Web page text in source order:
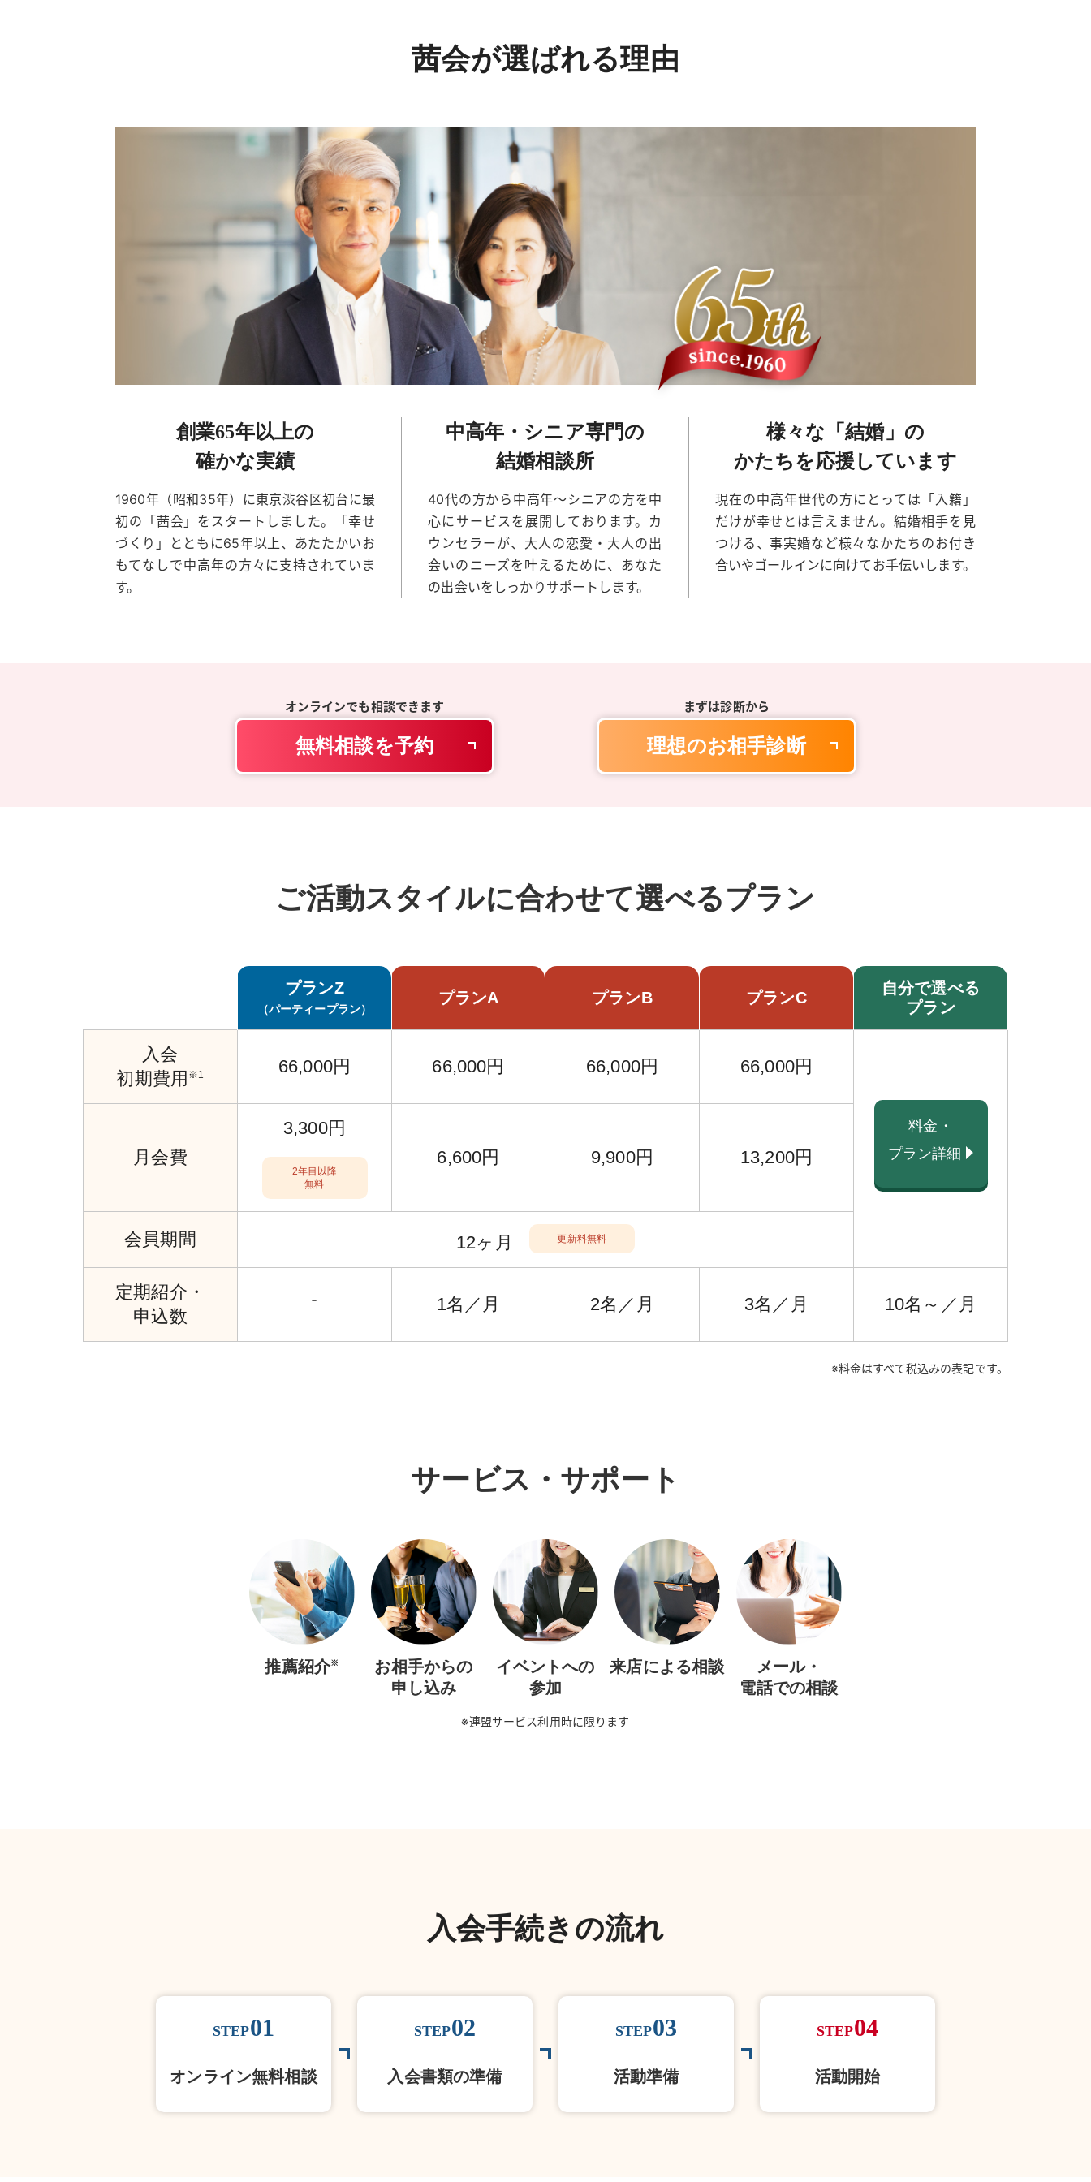
茜会が選ばれる理由
創業65年以上の
確かな実績
1960年（昭和35年）に東京渋谷区初台に最
初の「茜会」をスタートしました。「幸せ
づくり」とともに65年以上、あたたかいお
もてなしで中高年の方々に支持されていま
す。
中高年・シニア専門の
結婚相談所
40代の方から中高年～シニアの方を中
心にサービスを展開しております。カ
ウンセラーが、大人の恋愛・大人の出
会いのニーズを叶えるために、あなた
の出会いをしっかりサポートします。
様々な「結婚」の
かたちを応援しています
現在の中高年世代の方にとっては「入籍」
だけが幸せとは言えません。結婚相手を見
つける、事実婚など様々なかたちのお付き
合いやゴールインに向けてお手伝いします。
オンラインでも相談できます
無料相談を予約
まずは診断から
理想のお相手診断
ご活動スタイルに合わせて選べるプラン
プランZ
（パーティープラン）
プランA プランB プランC
自分で選べる
プラン
入会
初期費用 ※1 66,000円 66,000円 66,000円 66,000円
料金・
プラン詳細
月会費
3,300円
2年目以降
無料
6,600円 9,900円 13,200円
会員期間 12ヶ月 更新料無料
定期紹介・
申込数
－ 1名／月 2名／月 3名／月 10名～／月
※料金はすべて税込みの表記です。
サービス・サポート
推薦紹介※
お相手からの
申し込み
イベントへの
参加
来店による相談
メール・
電話での相談
※連盟サービス利用時に限ります
入会手続きの流れ
STEP01
オンライン無料相談
STEP02
入会書類の準備
STEP03
活動準備
STEP04
活動開始